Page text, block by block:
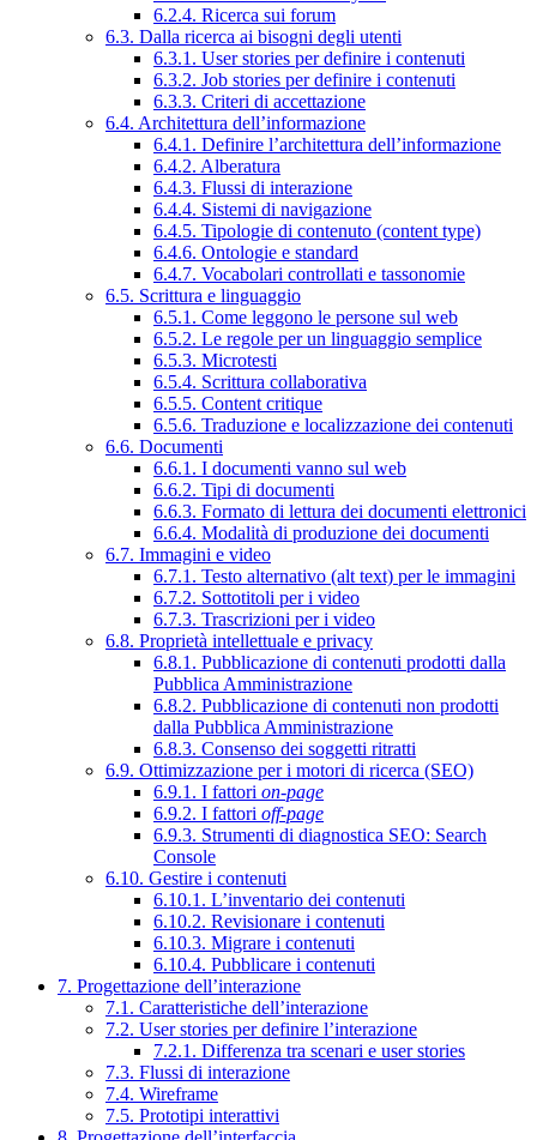
6.2.4. Ricerca sui forum
6.3. Dalla ricerca ai bisogni degli utenti
6.3.1. User stories per definire i contenuti
6.3.2. Job stories per definire i contenuti
6.3.3. Criteri di accettazione
6.4. Architettura dell’informazione
6.4.1. Definire l’architettura dell’informazione
6.4.2. Alberatura
6.4.3. Flussi di interazione
6.4.4. Sistemi di navigazione
6.4.5. Tipologie di contenuto (content type)
6.4.6. Ontologie e standard
6.4.7. Vocabolari controllati e tassonomie
6.5. Scrittura e linguaggio
6.5.1. Come leggono le persone sul web
6.5.2. Le regole per un linguaggio semplice
6.5.3. Microtesti
6.5.4. Scrittura collaborativa
6.5.5. Content critique
6.5.6. Traduzione e localizzazione dei contenuti
6.6. Documenti
6.6.1. I documenti vanno sul web
6.6.2. Tipi di documenti
6.6.3. Formato di lettura dei documenti elettronici
6.6.4. Modalità di produzione dei documenti
6.7. Immagini e video
6.7.1. Testo alternativo (alt text) per le immagini
6.7.2. Sottotitoli per i video
6.7.3. Trascrizioni per i video
6.8. Proprietà intellettuale e privacy
6.8.1. Pubblicazione di contenuti prodotti dalla
Pubblica Amministrazione
6.8.2. Pubblicazione di contenuti non prodotti
dalla Pubblica Amministrazione
6.8.3. Consenso dei soggetti ritratti
6.9. Ottimizzazione per i motori di ricerca (SEO)
6.9.1. I fattori on-page
6.9.2. I fattori off-page
6.9.3. Strumenti di diagnostica SEO: Search
Console
6.10. Gestire i contenuti
6.10.1. L’inventario dei contenuti
6.10.2. Revisionare i contenuti
6.10.3. Migrare i contenuti
6.10.4. Pubblicare i contenuti
7. Progettazione dell’interazione
7.1. Caratteristiche dell’interazione
7.2. User stories per definire l’interazione
7.2.1. Differenza tra scenari e user stories
7.3. Flussi di interazione
7.4. Wireframe
7.5. Prototipi interattivi